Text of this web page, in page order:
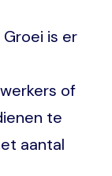
is er
of
te
aantal